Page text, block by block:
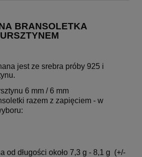
BRANSOLETKA
jest ze srebra próby 925 i
6 mm / 6 mm
razem z zapięciem - w
od długości około 7,3 g - 8,1 g (+/-